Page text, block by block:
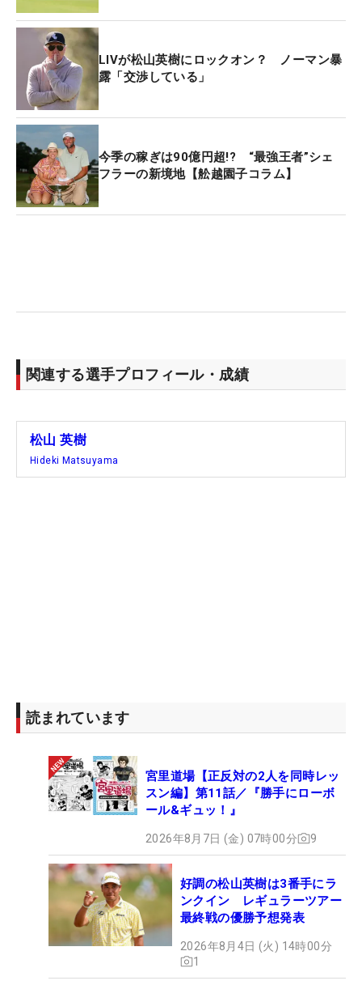
ちなみに、米ツアーの生涯獲得賞金ランキングを見
てみると、松山は5540万1807ドル（約81億4200万
円）で13位につけている。アジア・オセアニアの選
手としては、5位のビジェイ・シン（フィジー）、6
位のアダム・スコット、9位のジェイソン・デイ
（ともにオーストラリア）に次ぐ4番手。昨今はLIV
ゴルフに対抗して賞金額が高騰しているという事情
もあるが、いかに松山が世界的プレーヤーであるか
を物語っている。
で傷ついた体をオフで癒やし、来季からもツアーの
中心選手として奮闘していく。
・2013-14年（27位、1勝）…約4億1700万円
・2014-15年（15位、未勝利）…約5億5200万円
LIVが松山英樹にロックオン？ ノーマン暴
露「交渉している」
今季の稼ぎは90億円超!? “最強王者”シェ
フラーの新境地【舩越園子コラム】
関連する選手プロフィール・成績
松山 英樹
Hideki Matsuyama
読まれています
宮里道場【正反対の2人を同時レッ
スン編】第11話／『勝手にローボ
ール&ギュッ！』
2026年8月7日 (金) 07時00分 9
好調の松山英樹は3番手にラ
ンクイン レギュラーツアー
最終戦の優勝予想発表
2026年8月4日 (火) 14時00分
1